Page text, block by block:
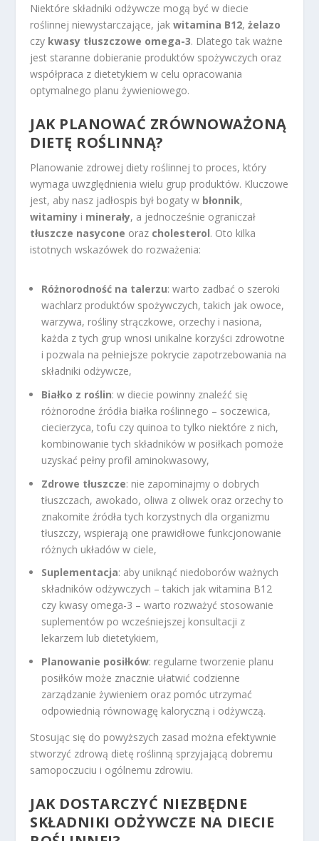
Niektóre składniki odżywcze mogą być w diecie
roślinnej niewystarczające, jakwitamina B12,żelazo
czy kwasy tłuszczowe omega-3. Dlatego tak ważne
jest staranne dobieranie produktów spożywczych oraz
współpraca z dietetykiem w celu opracowania
optymalnego planu żywieniowego.
JAK PLANOWAĆ ZRÓWNOWAŻONĄ
DIETĘ ROŚLINNĄ?
Planowanie zdrowej diety roślinnej to proces, który
wymaga uwzględnienia wielu grup produktów. Kluczowe
jest, aby nasz jadłospis był bogaty w błonnik,
witaminy i minerały, a jednocześnie ograniczał
tłuszcze nasycone oraz cholesterol. Oto kilka
istotnych wskazówek do rozważenia:
Różnorodność na talerzu: warto zadbać o szeroki
wachlarz produktów spożywczych, takich jak owoce,
warzywa, rośliny strączkowe, orzechy i nasiona,
każda z tych grup wnosi unikalne korzyści zdrowotne
i pozwala na pełniejsze pokrycie zapotrzebowania na
składniki odżywcze,
Białko z roślin: w diecie powinny znaleźć się
różnorodne źródła białka roślinnego – soczewica,
ciecierzyca, tofu czy quinoa to tylko niektóre z nich,
kombinowanie tych składników w posiłkach pomoże
uzyskać pełny profil aminokwasowy,
Zdrowe tłuszcze: nie zapominajmy o dobrych
tłuszczach, awokado, oliwa z oliwek oraz orzechy to
znakomite źródła tych korzystnych dla organizmu
tłuszczy, wspierają one prawidłowe funkcjonowanie
różnych układów w ciele,
Suplementacja: aby uniknąć niedoborów ważnych
składników odżywczych – takich jak witamina B12
czy kwasy omega-3 – warto rozważyć stosowanie
suplementów po wcześniejszej konsultacji z
lekarzem lub dietetykiem,
Planowanie posiłków: regularne tworzenie planu
posiłków może znacznie ułatwić codzienne
zarządzanie żywieniem oraz pomóc utrzymać
odpowiednią równowagę kaloryczną i odżywczą.
Stosując się do powyższych zasad można efektywnie
stworzyć zdrową dietę roślinną sprzyjającą dobremu
samopoczuciu i ogólnemu zdrowiu.
JAK DOSTARCZYĆ NIEZBĘDNE
SKŁADNIKI ODŻYWCZE NA DIECIE